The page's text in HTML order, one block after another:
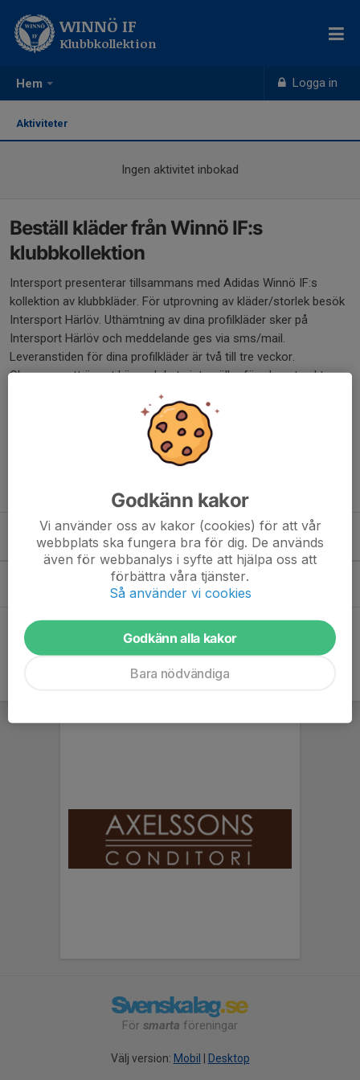
Hem Logga in
WINNÖ IF
Klubbkollektion
Aktiviteter
Ingen aktivitet inbokad
Beställ kläder från Winnö IF:s
klubbkollektion
Intersport presenterar tillsammans med Adidas Winnö IF:s
kollektion av klubbkläder. För utprovning av kläder/storlek besök
Intersport Härlöv. Uthämtning av dina profilkläder sker på
Intersport Härlöv och meddelande ges via sms/mail.
Leveranstiden för dina profilkläder är två till tre veckor.
Observera att öppet köp och byte inte gäller för plagg tryckta
https://team.intersport.se/winno-if
För information och vägledning kring beställningar kontakta
Kommande aktiviteter
Winnö dagen samt invigning av lekplats
Winnö IP
Hela kalendern
För smarta föreningar
Välj version: Mobil Desktop
Godkänn kakor
Vi använder oss av kakor (cookies) för att vår
webbplats ska fungera bra för dig. De används
även för webbanalys i syfte att hjälpa oss att
förbättra våra tjänster.
Så använder vi cookies
Godkänn alla kakor
Bara nödvändiga